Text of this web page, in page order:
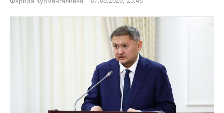
Фарида Курмангалиева